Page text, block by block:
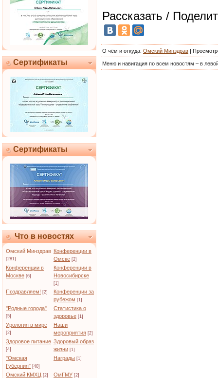
Сертификаты
Сертификаты
Что в новостях
Омский Минздрав
[281]
Конференции в
Омске [2]
Конференции в
Москве [6]
Конференции в
Новосибирске
[1]
Поздравляем! [2]
Конференции за
рубежом [1]
"Родные города"
[5]
Статистика о
здоровье [1]
Урология в мире
[2]
Наши
мероприятия [2]
Здоровое питание
[4]
Здоровый образ
жизни [1]
"Омская
Губерния" [40]
Награды [1]
Омский КМХЦ [2] ОмГМУ [2]
Рассказать /
О чём и откуда: Омский Минздрав |
Меню и навигация по всем новостям – в